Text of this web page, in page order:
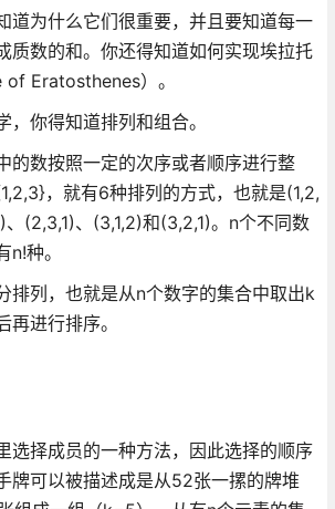
道为什么它们很重要，并且要知道每一
质数的和。你还得知道如何实现埃拉托
Eratosthenes）。
，你得知道排列和组合。
的数按照一定的次序或者顺序进行整
，就有6种排列的方式，也就是(1,2,
(2,3,1)、(3,1,2)和(3,2,1)。n个不同数
种。
排列，也就是从n个数字的集合中取出k
进行排序。
选择成员的一种方法，因此选择的顺序
牌可以被描述成是从52张一摞的牌堆